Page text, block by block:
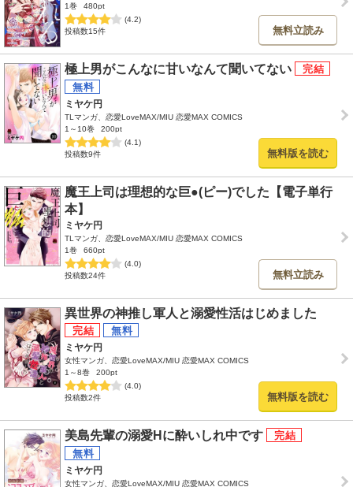
1巻
480pt
(4.2)
投稿数15件
無料立読み
極上男がこんなに甘いなんて聞いてない
ミヤケ円
TLマンガ、恋愛LoveMAX/MIU 恋愛MAX COMICS
1～10巻
200pt
(4.1)
投稿数9件
無料版を読む
魔王上司は理想的な巨●(ピー)でした【電子単行
本】
ミヤケ円
TLマンガ、恋愛LoveMAX/MIU 恋愛MAX COMICS
1巻
660pt
(4.0)
投稿数24件
無料立読み
異世界の神推し軍人と溺愛性活はじめました
ミヤケ円
女性マンガ、恋愛LoveMAX/MIU 恋愛MAX COMICS
1～8巻
200pt
(4.0)
投稿数2件
無料版を読む
美島先輩の溺愛Hに酔いしれ中です
ミヤケ円
女性マンガ、恋愛LoveMAX/MIU 恋愛MAX COMICS